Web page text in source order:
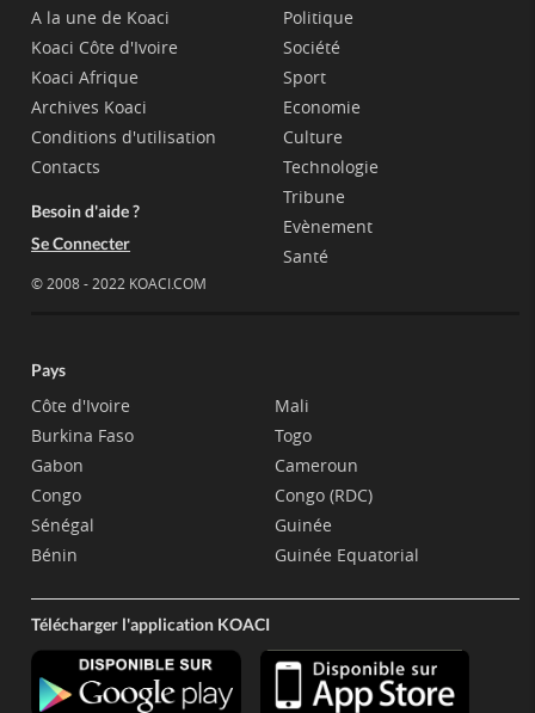
A la une de Koaci
Koaci Côte d'Ivoire
Koaci Afrique
Archives Koaci
Conditions d'utilisation
Contacts
Besoin d'aide ?
Se Connecter
© 2008 - 2022 KOACI.COM
Politique
Société
Sport
Economie
Culture
Technologie
Tribune
Evènement
Santé
Pays
Côte d'Ivoire
Burkina Faso
Gabon
Congo
Sénégal
Bénin
Mali
Togo
Cameroun
Congo (RDC)
Guinée
Guinée Equatorial
Télécharger l'application KOACI